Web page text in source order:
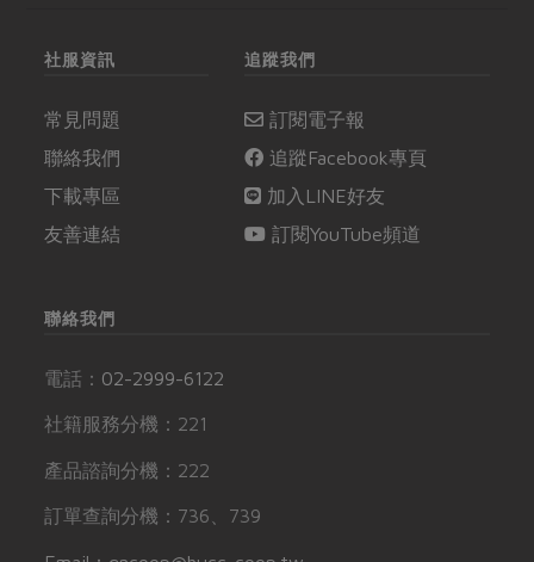
社服資訊
常見問題
聯絡我們
下載專區
友善連結
追蹤我們
訂閱電子報
追蹤Facebook專頁
加入LINE好友
訂閱YouTube頻道
聯絡我們
電話： 02-2999-6122
社籍服務分機：221
產品諮詢分機：222
訂單查詢分機：736、739